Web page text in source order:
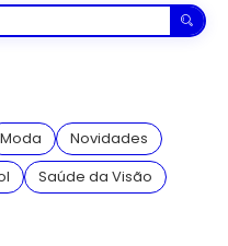
Moda
Novidades
Saúde da Visão